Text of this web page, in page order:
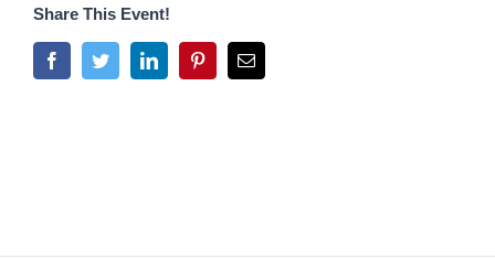
Share This Event!
FacebookTwitterLinkedInPinterestE-
Mail